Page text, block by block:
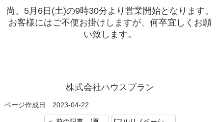
尚、5月6日(土)の9時30分より営業開始となります。
お客様にはご不便お掛けしますが、何卒宜しくお願
い致します。
株式会社ハウスプラン
ページ作成日 2023-04-22